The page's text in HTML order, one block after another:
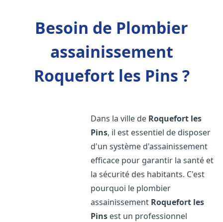
Besoin de Plombier
assainissement
Roquefort les Pins ?
Dans la ville de Roquefort les
Pins, il est essentiel de disposer
d'un système d'assainissement
efficace pour garantir la santé et
la sécurité des habitants. C'est
pourquoi le plombier
assainissement Roquefort les
Pins est un professionnel